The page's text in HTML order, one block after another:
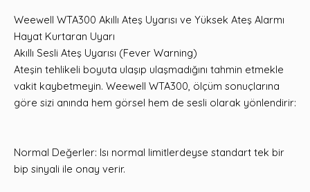
Weewell WTA300 Akıllı Ateş Uyarısı ve Yüksek Ateş Alarmı
Hayat Kurtaran Uyarı
Akıllı Sesli Ateş Uyarısı (Fever Warning)
Ateşin tehlikeli boyuta ulaşıp ulaşmadığını tahmin etmekle
vakit kaybetmeyin. Weewell WTA300, ölçüm sonuçlarına
göre sizi anında hem görsel hem de sesli olarak yönlendirir:
Normal Değerler: Isı normal limitlerdeyse standart tek bir
bip sinyali ile onay verir.